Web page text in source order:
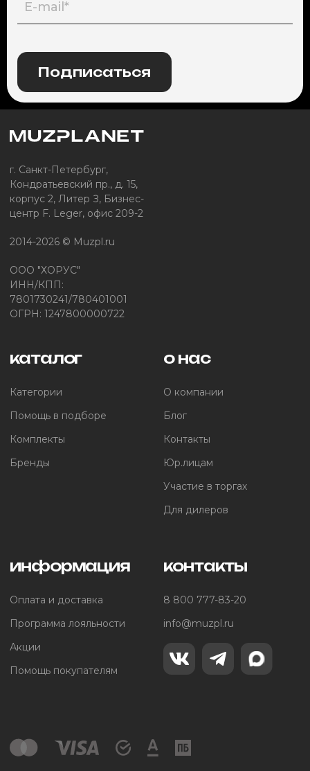
Подписаться
г. Санкт-Петербург,
Кондратьевский пр., д. 15,
корпус 2, Литер З, Бизнес-
центр F. Leger, офис 209-2
2014-2026 © Muzpl.ru
ООО "ХОРУС"
ИНН/КПП:
7801730241/780401001
ОГРН: 1247800000722
каталог
Категории
Помощь в подборе
Комплекты
Бренды
о нас
О компании
Блог
Контакты
Юр.лицам
Участие в торгах
Для дилеров
информация
Оплата и доставка
Программа лояльности
Акции
Помощь покупателям
контакты
8 800 777-83-20
info@muzpl.ru